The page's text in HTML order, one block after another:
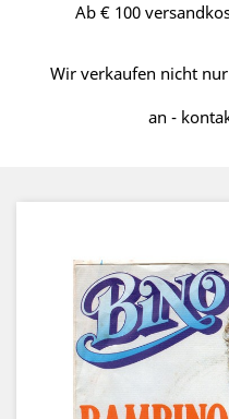
Ab € 100
Wir verkaufen nicht
an -